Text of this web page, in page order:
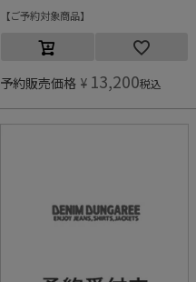
ご予約対象商品
予約販売価格 ¥ 13,200税込